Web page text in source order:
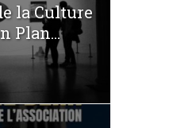
la Culture
Plan...